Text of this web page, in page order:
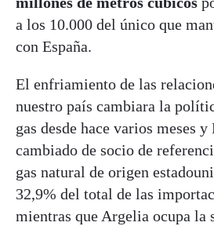
a los 10.000 del único que
con España.
El enfriamiento de las
nuestro país cambiara la
gas desde hace varios meses y
cambiado de socio de
gas natural de origen
32,9% del total de las
mientras que Argelia ocupa la